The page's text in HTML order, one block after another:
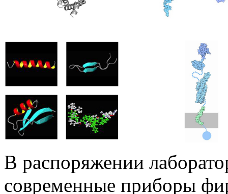
В распоряжении
современные приборы